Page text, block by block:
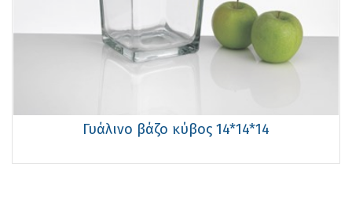
Γυάλινο βάζο κύβος 14*14*14